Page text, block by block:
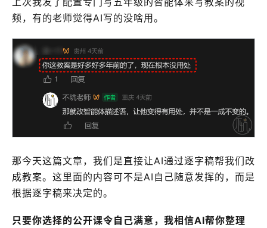
频，有的老师觉得AI写的没啥用。
那今天这篇文章，我们是直接让AI通过逐字稿帮我们改
成教案。这里面的内容可不是AI自己随意发挥的，而是
根据逐字稿来决定的。
只要你选择的公开课令自己满意，我相信AI帮你整理